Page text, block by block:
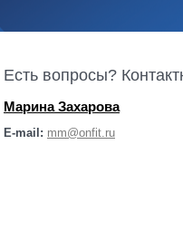
Есть вопросы?
Марина Захарова
E-mail: mm@onfit.ru